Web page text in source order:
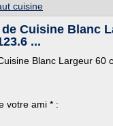
cuisine
Cuisine Blanc
...
Blanc Largeur 60
votre ami * :